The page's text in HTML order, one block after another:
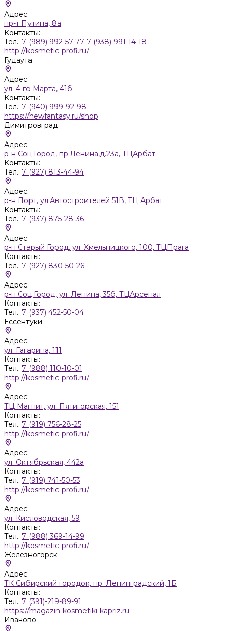
Адрес:
пр-т Путина, 8а
Контакты:
Тел.: 7 (989) 992-57-77 7 (938) 991-14-18
http://kosmetic-profi.ru/
Гудаута
Адрес:
ул. 4-го Марта, 41б
Контакты:
Тел.: 7 (940) 999-92-98
https://newfantasy.ru/shop
Димитровград
Адрес:
р-н Соц.Город, пр.Ленина,д.23а, ТЦАрбат
Контакты:
Тел.: 7 (927) 813-44-94
Адрес:
р-н Порт, ул.Автостроителей 51В, ТЦ Арбат
Контакты:
Тел.: 7 (937) 875-28-36
Адрес:
р-н Старый Город, ул. Хмельницкого, 100, ТЦПрага
Контакты:
Тел.: 7 (927) 830-50-26
Адрес:
р-н Соц.Город, ул. Ленина, 35б, ТЦАрсенал
Контакты:
Тел.: 7 (937) 452-50-04
Ессентуки
Адрес:
ул. Гагарина, 111
Контакты:
Тел.: 7 (988) 110-10-01
http://kosmetic-profi.ru/
Адрес:
ТЦ Магнит, ул. Пятигорская, 151
Контакты:
Тел.: 7 (919) 756-28-25
http://kosmetic-profi.ru/
Адрес:
ул. Октябрьская, 442а
Контакты:
Тел.: 7 (919) 741-50-53
http://kosmetic-profi.ru/
Адрес:
ул. Кисловодская, 59
Контакты:
Тел.: 7 (988) 369-14-99
http://kosmetic-profi.ru/
Железногорск
Адрес:
ТК Сибирский городок, пр. Ленинградский, 1Б
Контакты:
Тел.: 7 (391)-219-89-91
https://magazin-kosmetiki-kapriz.ru
Иваново